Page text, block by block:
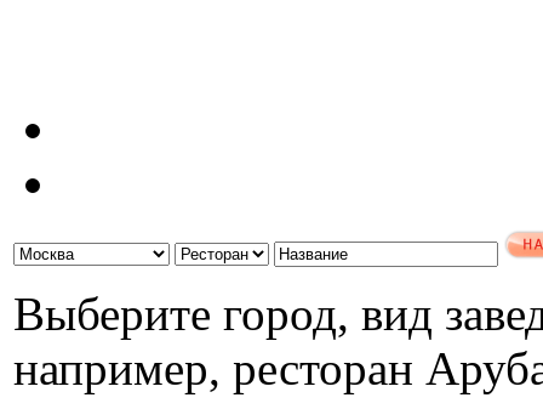
Выберите город, вид
например, ресторан